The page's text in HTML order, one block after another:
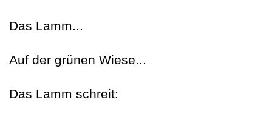
Das Lamm...
Auf der grünen Wiese...
Das Lamm schreit: